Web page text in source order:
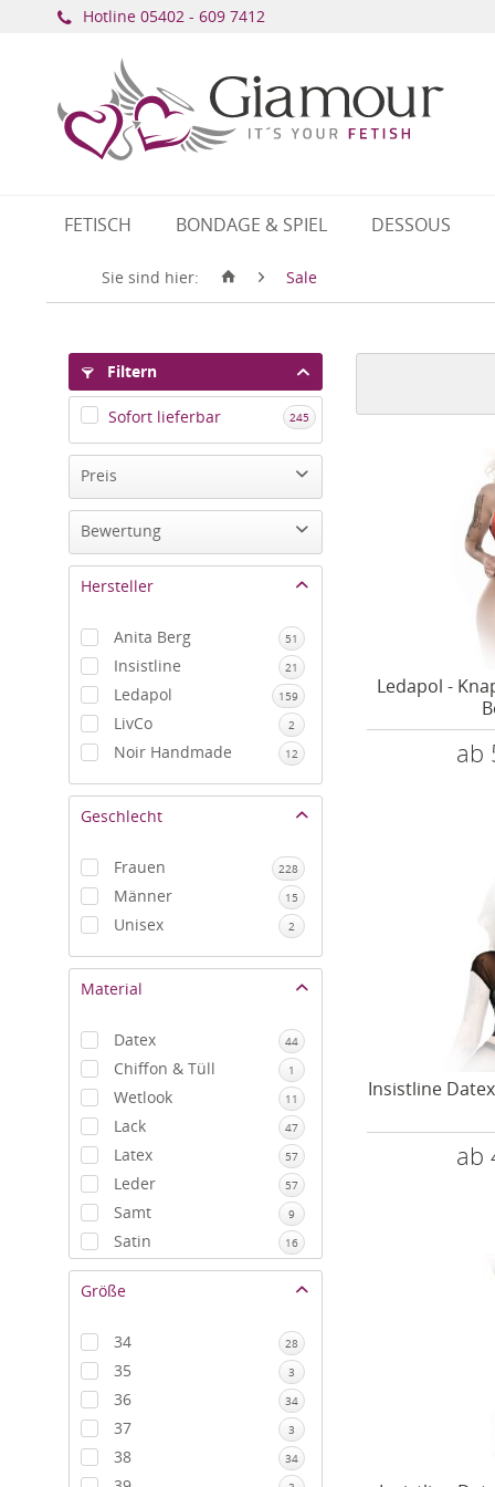
Hotline ​ 05402 - 609 7412
FETISCH BONDAGE & SPIEL DESSOUS
Sie sind hier: Sale
Filtern
Sofort lieferbar 245
Preis
10,00 €
Bewertung
Hersteller
Anita Berg 51
Insistline 21
Ledapol 159
LivCo 2
Noir Handmade 12
Geschlecht
Frauen 228
Männer 15
Unisex 2
Material
Datex 44
Chiffon & Tüll 1
Wetlook 11
Lack 47
Latex 57
Leder 57
Samt 9
Satin 16
Stoff 1
Größe
34 28
35 3
36 34
37 3
38 34
Ledapol -
ab
Insistline
ab